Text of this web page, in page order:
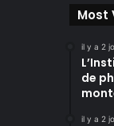
Most
il y a 2
de
il y a 2